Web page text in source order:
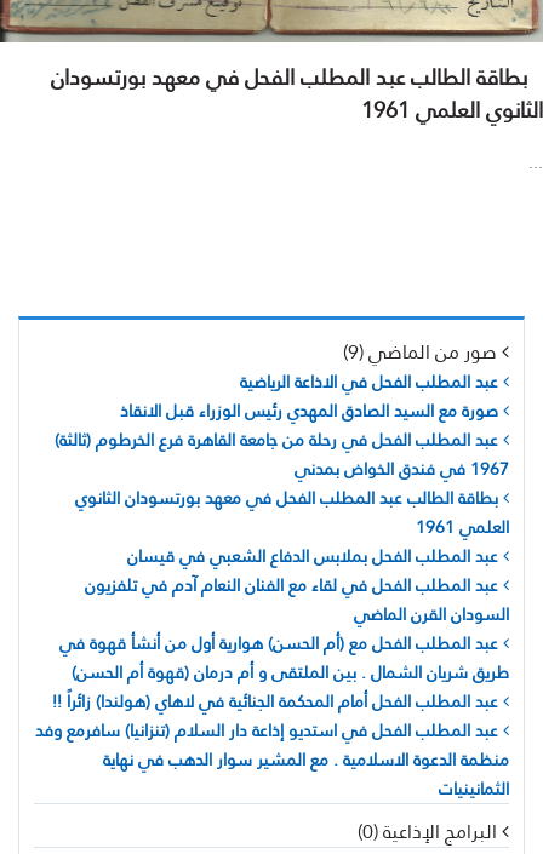
بطاقة الطالب عبد المطلب الفحل في معهد بورتسودان
الثانوي العلمي 1961
...
صور من الماضي (9)
عبد المطلب الفحل في الاذاعة الرياضية
صورة مع السيد الصادق المهدي رئيس الوزراء قبل الانقاذ
عبد المطلب الفحل في رحلة من جامعة القاهرة فرع الخرطوم (ثالثة)
1967 في فندق الخواض بمدني
بطاقة الطالب عبد المطلب الفحل في معهد بورتسودان الثانوي
العلمي 1961
عبد المطلب الفحل بملابس الدفاع الشعبي في قيسان
عبد المطلب الفحل في لقاء مع الفنان النعام آدم في تلفزيون
السودان القرن الماضي
عبد المطلب الفحل مع (أم الحسن) هوارية أول من أنشأ قهوة في
طريق شريان الشمال . بين الملتقى و أم درمان (قهوة أم الحسن)
عبد المطلب الفحل أمام المحكمة الجنائية في لاهاي (هولندا) زائراً !!
عبد المطلب الفحل في استديو إذاعة دار السلام (تنزانيا) سافرمع وفد
منظمة الدعوة الاسلامية . مع المشير سوار الدهب في نهاية
الثمانينيات
البرامج الإذاعية (0)